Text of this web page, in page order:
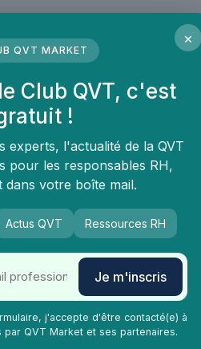
2026
professionnel ?
la qualité de vie au travail
×
QVT MARKET
Club QVT, c'est
!
experts, l'actualité de la QVT
pour les responsables RH,
dans votre boîte mail.
Actus QVT Ressources RH
Je m'inscris
j'accepte d'être contacté(e) à
QVT Market et ses partenaires.